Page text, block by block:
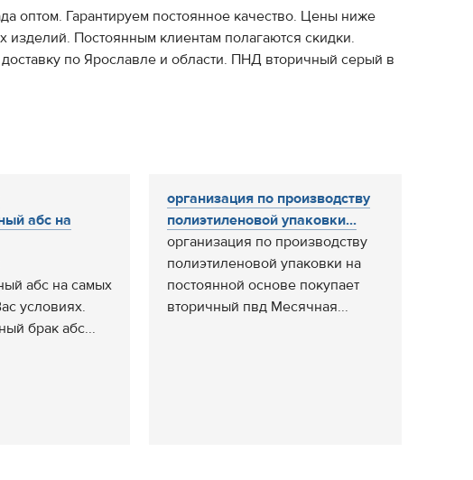
оптом. Гарантируем постоянное качество. Цены ниже
изделий. Постоянным клиентам полагаются скидки.
по Ярославле и области. ПНД вторичный серый в
абс на
абс на самых
условиях.
брак абс...
организация по производству
полиэтиленовой упаковки...
организация по производству
полиэтиленовой упаковки на
постоянной основе покупает
вторичный пвд Месячная...